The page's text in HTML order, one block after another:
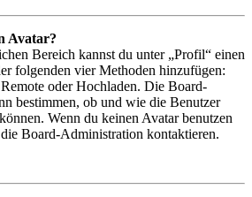
Avatar?
Bereich kannst du unter „Profil“ einen
folgenden vier Methoden hinzufügen:
oder Hochladen. Die Board-
bestimmen, ob und wie die Benutzer
Wenn du keinen Avatar benutzen
Board-Administration kontaktieren.